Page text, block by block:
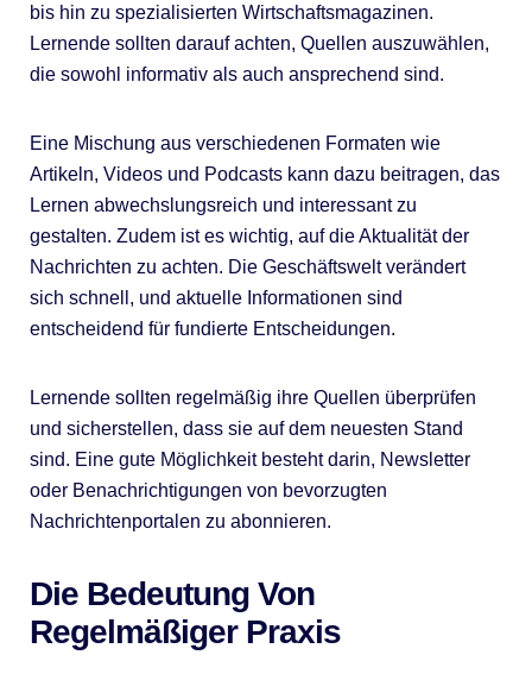
bis hin zu spezialisierten Wirtschaftsmagazinen.
Lernende sollten darauf achten, Quellen auszuwählen,
die sowohl informativ als auch ansprechend sind.
Eine Mischung aus verschiedenen Formaten wie
Artikeln, Videos und Podcasts kann dazu beitragen, das
Lernen abwechslungsreich und interessant zu
gestalten. Zudem ist es wichtig, auf die Aktualität der
Nachrichten zu achten. Die Geschäftswelt verändert
sich schnell, und aktuelle Informationen sind
entscheidend für fundierte Entscheidungen.
Lernende sollten regelmäßig ihre Quellen überprüfen
und sicherstellen, dass sie auf dem neuesten Stand
sind. Eine gute Möglichkeit besteht darin, Newsletter
oder Benachrichtigungen von bevorzugten
Nachrichtenportalen zu abonnieren.
Die Bedeutung Von
Regelmäßiger Praxis